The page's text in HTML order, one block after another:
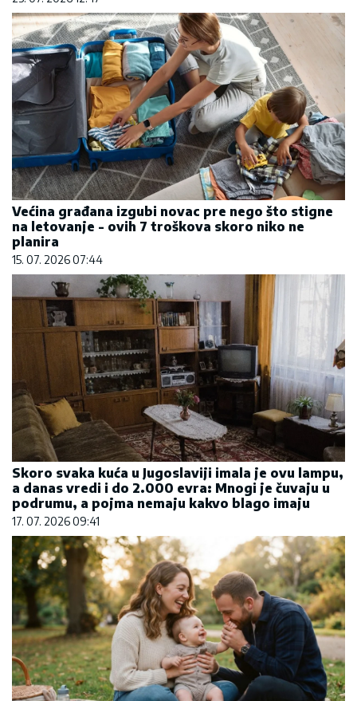
Većina građana izgubi novac pre nego što stigne
na letovanje - ovih 7 troškova skoro niko ne
planira
15. 07. 2026 07:44
Skoro svaka kuća u Jugoslaviji imala je ovu lampu,
a danas vredi i do 2.000 evra: Mnogi je čuvaju u
podrumu, a pojma nemaju kakvo blago imaju
17. 07. 2026 09:41